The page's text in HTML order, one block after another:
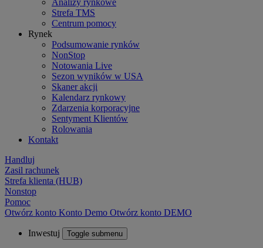
Strefa TMS
Centrum pomocy
Rynek
Podsumowanie rynków
NonStop
Notowania Live
Sezon wyników w USA
Skaner akcji
Kalendarz rynkowy
Zdarzenia korporacyjne
Sentyment Klientów
Rolowania
Kontakt
Handluj
Zasil rachunek
Strefa klienta (HUB)
Nonstop
Pomoc
Otwórz konto Konto Demo Otwórz konto DEMO
Inwestuj Toggle submenu